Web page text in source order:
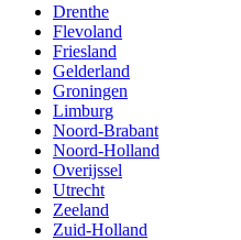
Drenthe
Flevoland
Friesland
Gelderland
Groningen
Limburg
Noord-Brabant
Noord-Holland
Overijssel
Utrecht
Zeeland
Zuid-Holland